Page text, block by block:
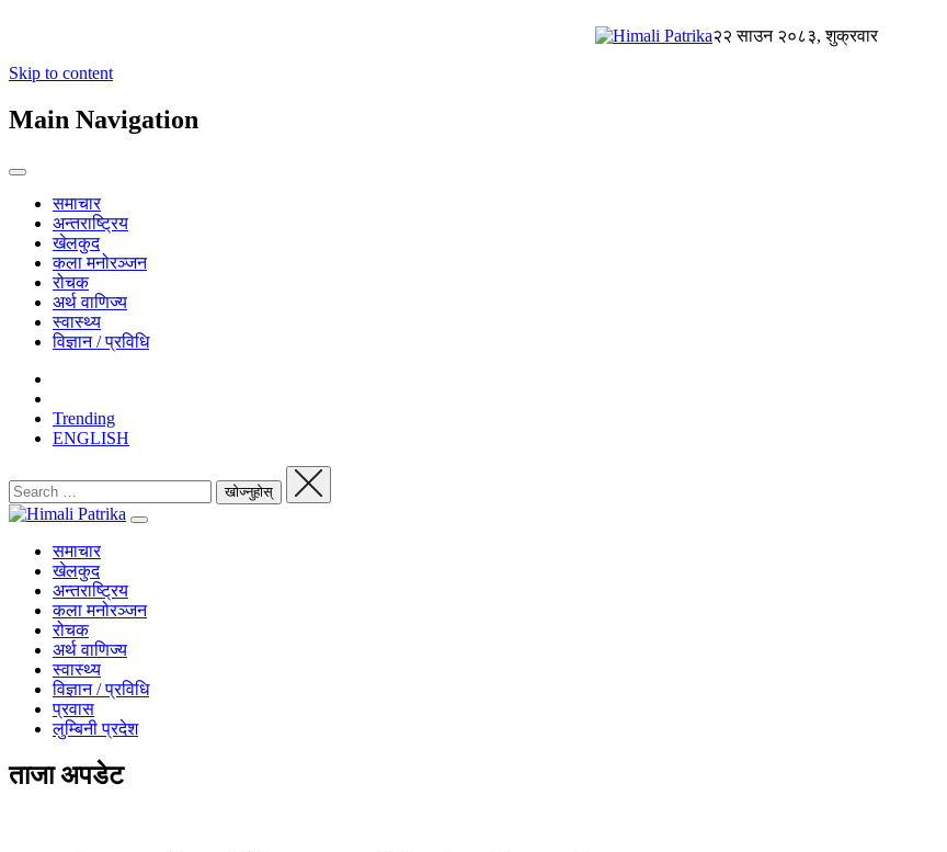
२२ साउन २०८३, शुक्रवार
Skip to content
Main Navigation
समाचार
अन्तराष्ट्रिय
खेलकुद
कला मनोरञ्जन
रोचक
अर्थ वाणिज्य
स्वास्थ्य
विज्ञान / प्रविधि
Trending
ENGLISH
समाचार
खेलकुद
अन्तराष्ट्रिय
कला मनोरञ्जन
रोचक
अर्थ वाणिज्य
स्वास्थ्य
विज्ञान / प्रविधि
प्रवास
लुम्बिनी प्रदेश
ताजा अपडेट